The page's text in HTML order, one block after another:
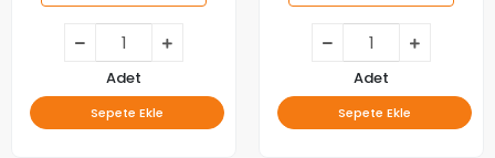
Adet
Sepete Ekle
Adet
Sepete Ekle